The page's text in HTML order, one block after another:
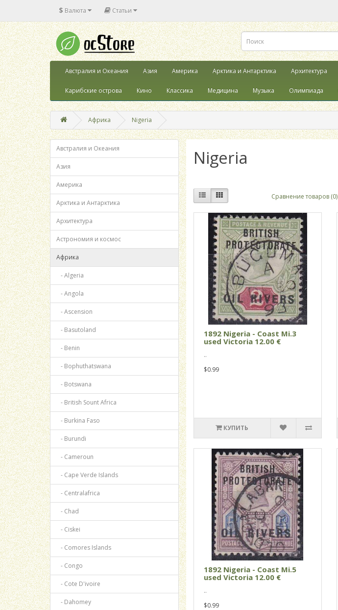
$ Валюта Статьи
Австралия и Океания Азия Америка Арктика и Антарктика Архитектура
Карибские острова Кино Классика Медицина Музыка Олимпиада
Африка Nigeria
Австралия и Океания
Азия
Америка
Арктика и Антарктика
Архитектура
Астрономия и космос
Африка
- Algeria
- Angola
- Ascension
- Basutoland
- Benin
- Bophuthatswana
- Botswana
- British Sount Africa
- Burkina Faso
- Burundi
- Cameroun
- Cape Verde Islands
- Centralafrica
- Chad
- Ciskei
- Comores Islands
- Congo
- Cote D'ivoire
- Dahomey
Nigeria
Сравнение товаров (0)
1892 Nigeria - Coast Mi.3
used Victoria 12.00 €
..
$0.99
КУПИТЬ
1892 Nigeria - Coast Mi.5
used Victoria 12.00 €
..
$0.99